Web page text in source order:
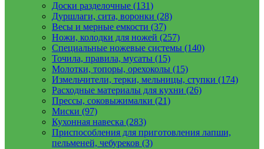
Доски разделочные (131)
Дуршлаги, сита, воронки (28)
Весы и мерные емкости (37)
Ножи, колодки для ножей (257)
Специальные ножевые системы (140)
Точила, правила, мусаты (15)
Молотки, топоры, орехоколы (15)
Измельчители, терки, мельницы, ступки (174)
Расходные материалы для кухни (26)
Прессы, соковыжималки (21)
Миски (97)
Кухонная навеска (283)
Приспособления для приготовления лапши,
пельменей, чебуреков (3)